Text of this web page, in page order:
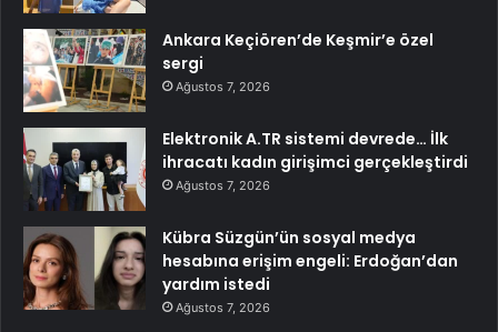
Ankara Keçiören’de Keşmir’e özel
sergi
Ağustos 7, 2026
Elektronik A.TR sistemi devrede… İlk
ihracatı kadın girişimci gerçekleştirdi
Ağustos 7, 2026
Kübra Süzgün’ün sosyal medya
hesabına erişim engeli: Erdoğan’dan
yardım istedi
Ağustos 7, 2026